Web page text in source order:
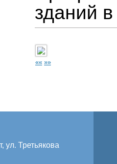
зданий
«« »»
ул. Третьякова